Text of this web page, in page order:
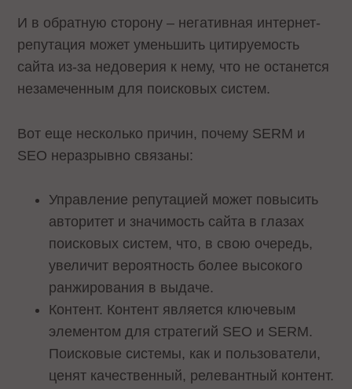
И в обратную сторону – негативная интернет-
репутация может уменьшить цитируемость
сайта из-за недоверия к нему, что не останется
незамеченным для поисковых систем.
Вот еще несколько причин, почему SERM и
SEO неразрывно связаны:
Управление репутацией может повысить
авторитет и значимость сайта в глазах
поисковых систем, что, в свою очередь,
увеличит вероятность более высокого
ранжирования в выдаче.
Контент. Контент является ключевым
элементом для стратегий SEO и SERM.
Поисковые системы, как и пользователи,
ценят качественный, релевантный контент.